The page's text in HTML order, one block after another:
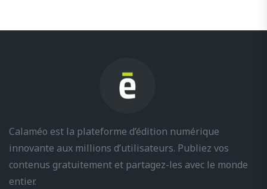
Calaméo est la plateforme d’édition numérique
innovante aux millions d’utilisateurs. Publiez vos
contenus gratuitement et partagez-les avec le monde
entier.